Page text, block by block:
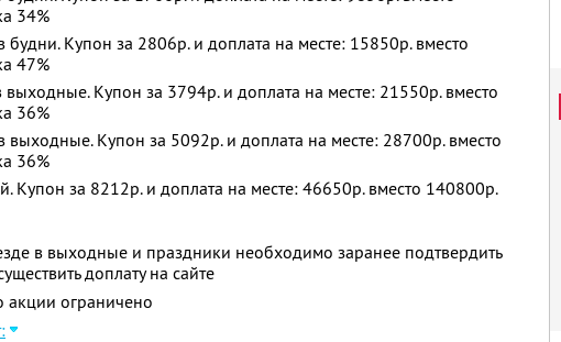
34%
Купон за 2806р. и доплата на месте: 15850р. вместо
47%
Купон за 3794р. и доплата на месте: 21550р. вместо
36%
выходные. Купон за 5092р. и доплата на месте: 28700р. вместо
36%
Купон за 8212р. и доплата на месте: 46650р. вместо 140800р.
в выходные и праздники необходимо заранее подтвердить
доплату на сайте
акции ограничено